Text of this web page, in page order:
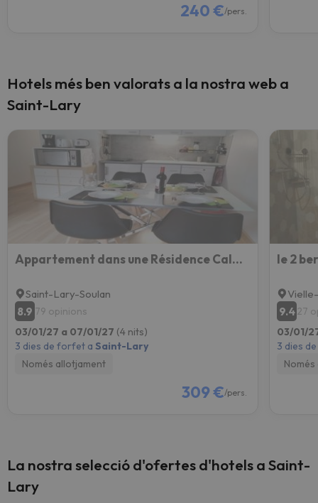
240 €/pers.
Hotels més ben valorats a la nostra web a
Saint-Lary
Appartement dans une Résidence Calme (4 Personnes)
Saint-Lary-Soulan
8.9 79 opinions
03/01/27 a 07/01/27 (4 nits)
3 dies de forfet a Saint-Lary
Només allotjament
309 €/pers.
9.427
03/01/
3 dies
La nostra selecció d'ofertes d'hotels a Saint-
Lary